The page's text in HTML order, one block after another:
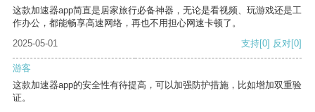
这款加速器app简直是居家旅行必备神器，无论是看视频、玩游戏还是工
作办公，都能畅享高速网络，再也不用担心网速卡顿了。
2025-05-01
支持[0] 反对[0]
游客
这款加速器app的安全性有待提高，可以加强防护措施，比如增加双重验
证。